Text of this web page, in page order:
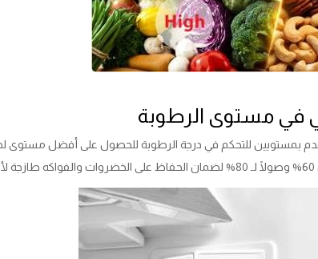
في مستوى الرطوبة